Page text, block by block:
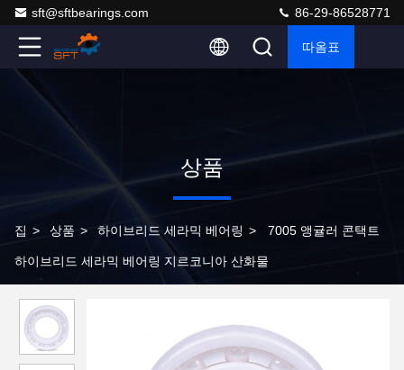
sft@sftbearings.com 86-29-86528771
따옴표
상품
집 > 상품 > 하이브리드 세라믹 베어링 > 7005 앵귤러 콘택트
하이브리드 세라믹 베어링 지르코니아 산화물